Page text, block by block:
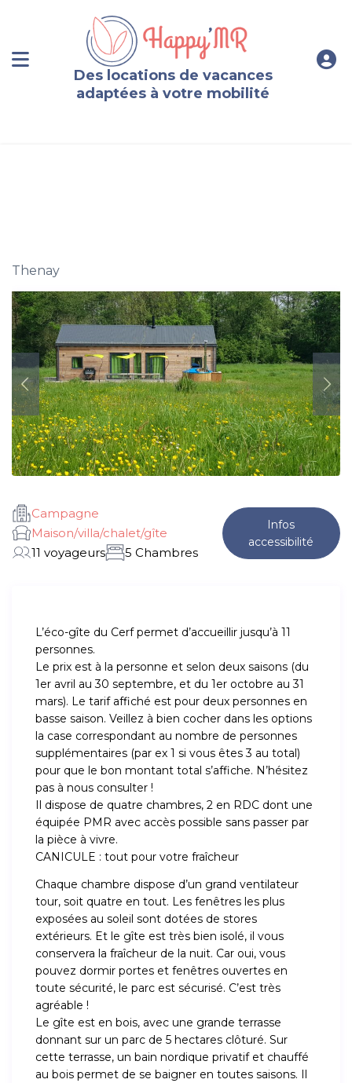
Des locations de vacances
adaptées à votre mobilité
Thenay
Campagne
Maison/villa/chalet/gîte
11 voyageurs
5 Chambres
Infos
accessibilité
L’éco-gîte du Cerf permet d’accueillir jusqu’à 11
personnes.
Le prix est à la personne et selon deux saisons (du
1er avril au 30 septembre, et du 1er octobre au 31
mars). Le tarif affiché est pour deux personnes en
basse saison. Veillez à bien cocher dans les options
la case correspondant au nombre de personnes
supplémentaires (par ex 1 si vous êtes 3 au total)
pour que le bon montant total s’affiche. N’hésitez
pas à nous consulter !
Il dispose de quatre chambres, 2 en RDC dont une
équipée PMR avec accès possible sans passer par
la pièce à vivre.
CANICULE : tout pour votre fraîcheur
Chaque chambre dispose d’un grand ventilateur
tour, soit quatre en tout. Les fenêtres les plus
exposées au soleil sont dotées de stores
extérieurs. Et le gîte est très bien isolé, il vous
conservera la fraîcheur de la nuit. Car oui, vous
pouvez dormir portes et fenêtres ouvertes en
toute sécurité, le parc est sécurisé. C’est très
agréable !
Le gîte est en bois, avec une grande terrasse
donnant sur un parc de 5 hectares clôturé. Sur
cette terrasse, un bain nordique privatif et chauffé
au bois permet de se baigner en toutes saisons. Il